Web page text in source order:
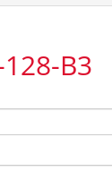
B3